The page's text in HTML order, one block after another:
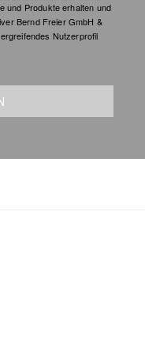
und Produkte erhalten und
Bernd Freier GmbH &
Nutzerprofil